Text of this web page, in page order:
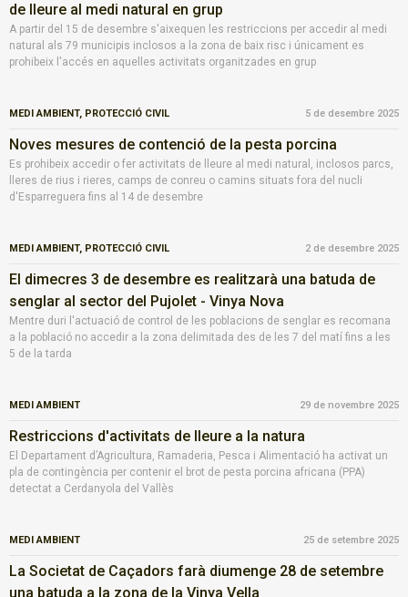
de lleure al medi natural en grup
A partir del 15 de desembre s'aixequen les restriccions per accedir al medi
natural als 79 municipis inclosos a la zona de baix risc i únicament es
prohibeix l'accés en aquelles activitats organitzades en grup
MEDI AMBIENT, PROTECCIÓ CIVIL 5 de desembre 2025
Noves mesures de contenció de la pesta porcina
Es prohibeix accedir o fer activitats de lleure al medi natural, inclosos parcs,
lleres de rius i rieres, camps de conreu o camins situats fora del nucli
d'Esparreguera fins al 14 de desembre
MEDI AMBIENT, PROTECCIÓ CIVIL 2 de desembre 2025
El dimecres 3 de desembre es realitzarà una batuda de
senglar al sector del Pujolet - Vinya Nova
Mentre duri l'actuació de control de les poblacions de senglar es recomana
a la població no accedir a la zona delimitada des de les 7 del matí fins a les
5 de la tarda
MEDI AMBIENT 29 de novembre 2025
Restriccions d'activitats de lleure a la natura
El Departament d’Agricultura, Ramaderia, Pesca i Alimentació ha activat un
pla de contingència per contenir el brot de pesta porcina africana (PPA)
detectat a Cerdanyola del Vallès
MEDI AMBIENT 25 de setembre 2025
La Societat de Caçadors farà diumenge 28 de setembre
una batuda a la zona de la Vinya Vella